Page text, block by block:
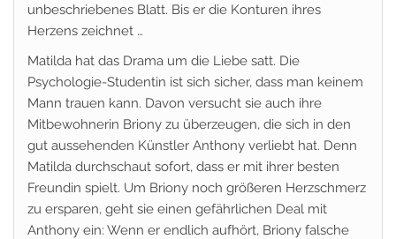
unbeschriebenes Blatt. Bis er die Konturen ihres
Herzens zeichnet …
Matilda hat das Drama um die Liebe satt. Die
Psychologie-Studentin ist sich sicher, dass man keinem
Mann trauen kann. Davon versucht sie auch ihre
Mitbewohnerin Briony zu überzeugen, die sich in den
gut aussehenden Künstler Anthony verliebt hat. Denn
Matilda durchschaut sofort, dass er mit ihrer besten
Freundin spielt. Um Briony noch größeren Herzschmerz
zu ersparen, geht sie einen gefährlichen Deal mit
Anthony ein: Wenn er endlich aufhört, Briony falsche